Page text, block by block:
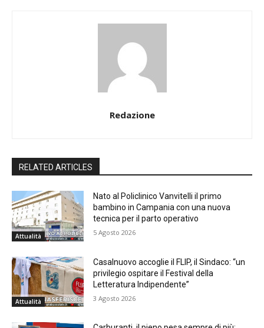
Redazione
RELATED ARTICLES
Attualità
Nato al Policlinico Vanvitelli il primo
bambino in Campania con una nuova
tecnica per il parto operativo
5 Agosto 2026
Attualità
Casalnuovo accoglie il FLIP, il Sindaco: “un
privilegio ospitare il Festival della
Letteratura Indipendente”
3 Agosto 2026